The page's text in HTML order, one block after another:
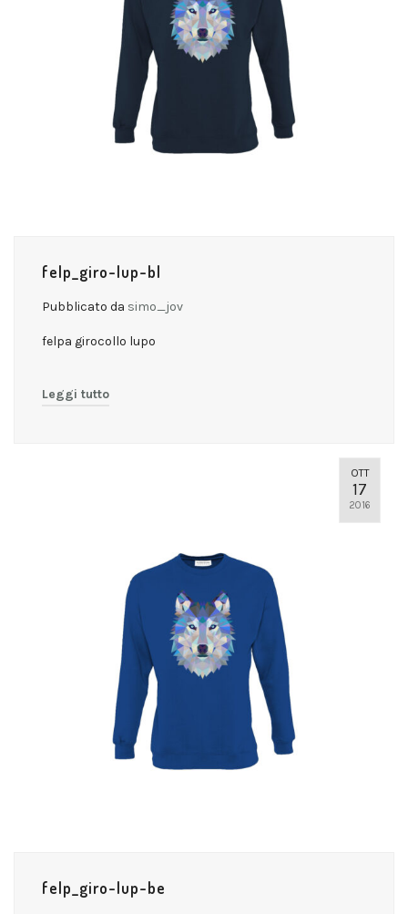
felp_giro-lup-bl
Pubblicato da simo_jov
felpa girocollo lupo
Leggi tutto
OTT
17
2016
felp_giro-lup-be